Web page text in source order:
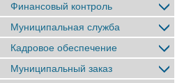
Финансовый контроль
Муниципальная служба
Кадровое обеспечение
Муниципальный заказ